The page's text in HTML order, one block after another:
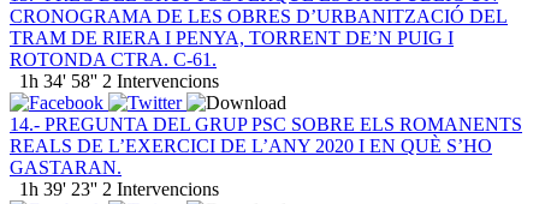
CRONOGRAMA DE LES OBRES D’URBANITZACIÓ DEL
TRAM DE RIERA I PENYA, TORRENT DE’N PUIG I
ROTONDA CTRA. C-61.
1h 34' 58'' 2 Intervencions
14.- PREGUNTA DEL GRUP PSC SOBRE ELS ROMANENTS
REALS DE L’EXERCICI DE L’ANY 2020 I EN QUÈ S’HO
GASTARAN.
1h 39' 23'' 2 Intervencions